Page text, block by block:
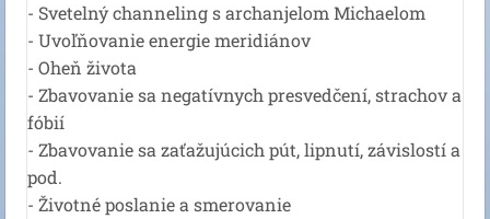
- Svetelný channeling s archanjelom Michaelom
- Uvoľňovanie energie meridiánov
- Oheň života
- Zbavovanie sa negatívnych presvedčení, strachov a
fóbií
- Zbavovanie sa zaťažujúcich pút, lipnutí, závislostí a
pod.
- Životné poslanie a smerovanie